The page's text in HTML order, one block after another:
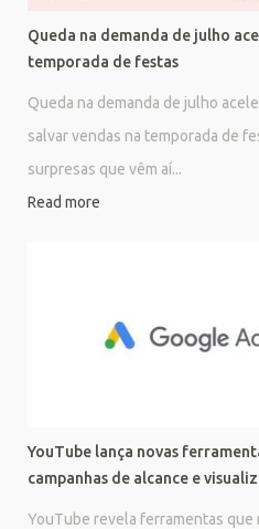
Queda na demanda de julho
temporada de festas
Queda na demanda de julho
salvar vendas na temporada de
surpresas que vêm aí...
Read more
YouTube lança novas
campanhas de alcance e
YouTube revela ferramentas que